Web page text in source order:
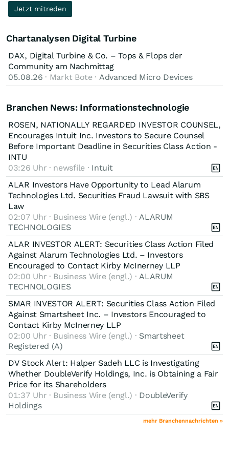
Non-GAAP adjusted EBITDA2 of between $100 million and
$105 million
Jetzt mitreden
Chartanalysen Digital Turbine
DAX, Digital Turbine & Co. – Tops & Flops der
Community am Nachmittag
05.08.26 · Markt Bote · Advanced Micro Devices
Branchen News: Informationstechnologie
ROSEN, NATIONALLY REGARDED INVESTOR COUNSEL,
Encourages Intuit Inc. Investors to Secure Counsel
Before Important Deadline in Securities Class Action -
INTU
03:26 Uhr · newsfile · Intuit
ALAR Investors Have Opportunity to Lead Alarum
Technologies Ltd. Securities Fraud Lawsuit with SBS
Law
02:07 Uhr · Business Wire (engl.) · ALARUM
TECHNOLOGIES
ALAR INVESTOR ALERT: Securities Class Action Filed
Against Alarum Technologies Ltd. – Investors
Encouraged to Contact Kirby McInerney LLP
02:00 Uhr · Business Wire (engl.) · ALARUM
TECHNOLOGIES
SMAR INVESTOR ALERT: Securities Class Action Filed
Against Smartsheet Inc. – Investors Encouraged to
Contact Kirby McInerney LLP
02:00 Uhr · Business Wire (engl.) · Smartsheet
Registered (A)
DV Stock Alert: Halper Sadeh LLC is Investigating
Whether DoubleVerify Holdings, Inc. is Obtaining a Fair
Price for its Shareholders
01:37 Uhr · Business Wire (engl.) · DoubleVerify
Holdings
mehr Branchennachrichten »